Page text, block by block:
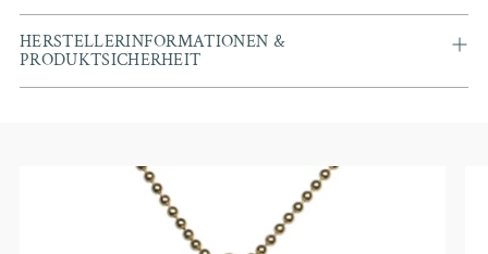
HERSTELLERINFORMATIONEN &
PRODUKTSICHERHEIT